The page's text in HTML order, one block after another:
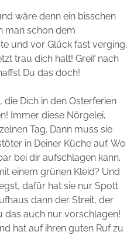
wäre denn ein bisschen
man schon dem
und vor Glück fast verging,
trau dich halt! Greif nach
Du das doch!
Dich in den Osterferien
Immer diese Nörgelei,
Tag. Dann muss sie
in Deiner Küche auf. Wo
bei dir aufschlagen kann.
einem grünen Kleid? Und
dafür hat sie nur Spott
dann der Streit, der
das auch nur vorschlagen!
hat auf ihren guten Ruf zu